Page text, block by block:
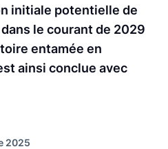
initiale potentielle de
le courant de 2029
entamée en
ainsi conclue avec
2025